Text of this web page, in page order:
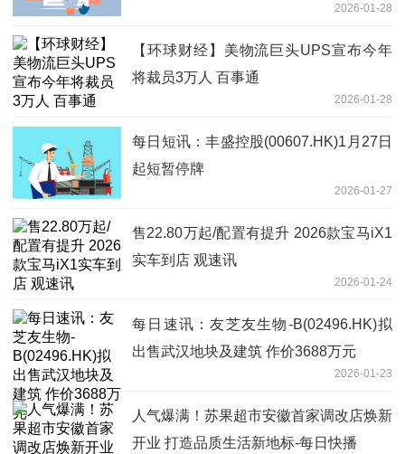
2026-01-28
【环球财经】美物流巨头UPS宣布今年
将裁员3万人 百事通
2026-01-28
每日短讯：丰盛控股(00607.HK)1月27日
起短暂停牌
2026-01-27
售22.80万起/配置有提升 2026款宝马iX1
实车到店 观速讯
2026-01-24
每日速讯：友芝友生物-B(02496.HK)拟
出售武汉地块及建筑 作价3688万元
2026-01-23
人气爆满！苏果超市安徽首家调改店焕新
开业 打造品质生活新地标-每日快播